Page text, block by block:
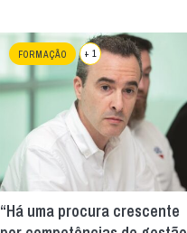
FORMAÇÃO + 1
“Há uma procura crescente